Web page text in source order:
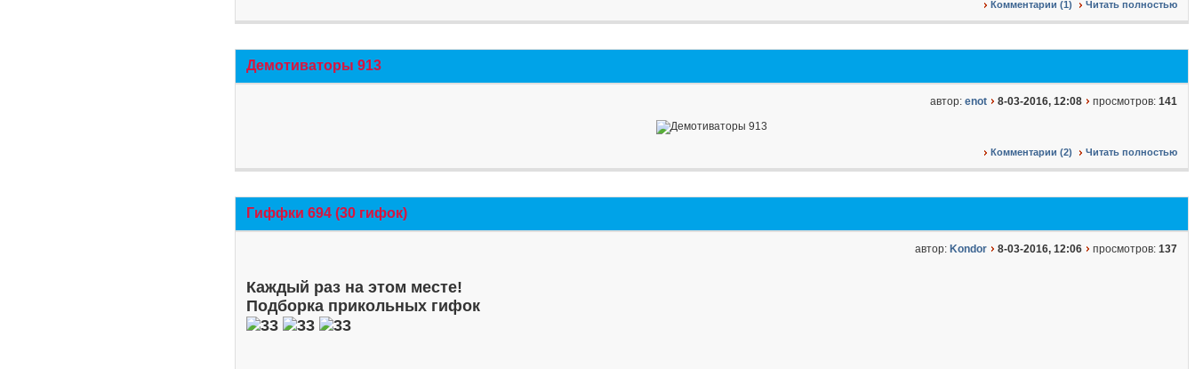
Комментарии (1) Читать полностью
Демотиваторы 913
автор: enot 8-03-2016, 12:08 просмотров: 141
Комментарии (2) Читать полностью
Гиффки 694 (30 гифок)
автор: Kondor 8-03-2016, 12:06 просмотров: 137
Каждый раз на этом месте!
Подборка прикольных гифок